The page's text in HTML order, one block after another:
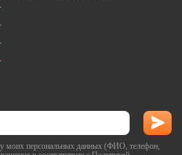
моих персональных данных (ФИО, телефон,